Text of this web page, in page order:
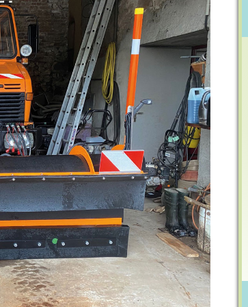
Mot du maire